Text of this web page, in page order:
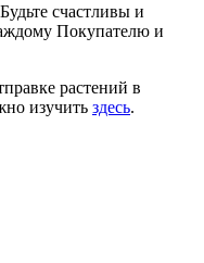
счастливы и
Покупателю и
растений в
изучить здесь.